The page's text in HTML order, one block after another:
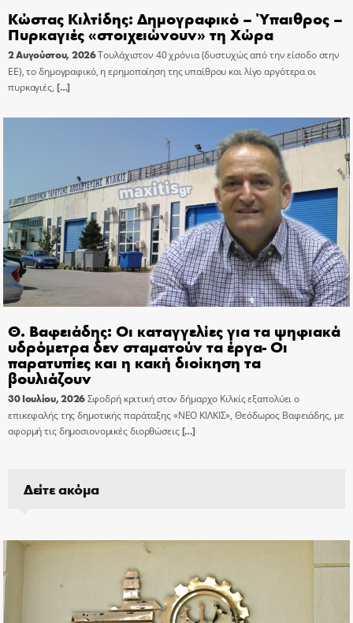
Κώστας Κιλτίδης: Δημογραφικό – Ύπαιθρος –
Πυρκαγιές «στοιχειώνουν» τη Χώρα
2 Αυγούστου, 2026Τουλάχιστον 40 χρόνια (δυστυχώς από την είσοδο στην
ΕΕ), το δημογραφικό, η ερημοποίηση της υπαίθρου και λίγο αργότερα οι
πυρκαγιές, […]
Θ. Βαφειάδης: Οι καταγγελίες για τα ψηφιακά
υδρόμετρα δεν σταματούν τα έργα- Οι
παρατυπίες και η κακή διοίκηση τα
βουλιάζουν
30 Ιουλίου, 2026Σφοδρή κριτική στον δήμαρχο Κιλκίς εξαπολύει ο
επικεφαλής της δημοτικής παράταξης «ΝΕΟ ΚΙΛΚΙΣ», Θεόδωρος Βαφειάδης, με
αφορμή τις δημοσιονομικές διορθώσεις[…]
Δείτε ακόμα